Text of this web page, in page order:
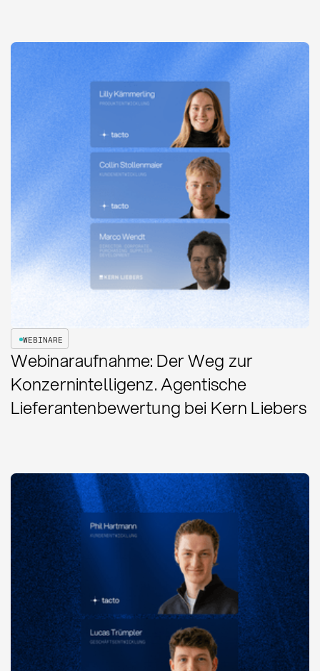
WEBINARE
Webinaraufnahme: Der Weg zur
Konzernintelligenz. Agentische
Lieferantenbewertung bei Kern Liebers